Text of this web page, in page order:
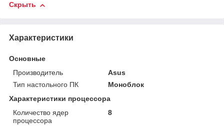
Скрыть
Характеристики
Основные
Производитель
Asus
Тип настольного ПК
Моноблок
Характеристики процессора
Количество ядер
процессора
8